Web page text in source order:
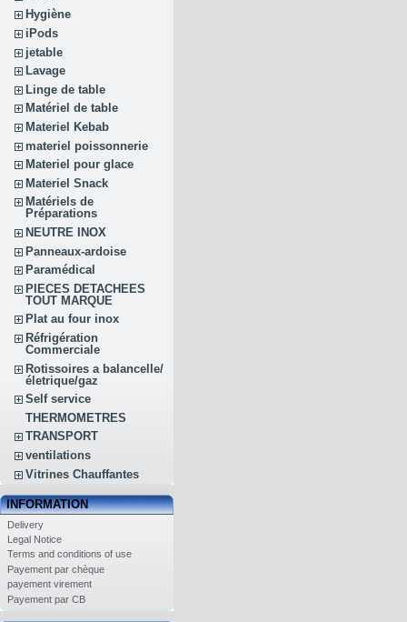
Hygiène
iPods
jetable
Lavage
Linge de table
Matériel de table
Materiel Kebab
materiel poissonnerie
Materiel pour glace
Materiel Snack
Matériels de
Préparations
NEUTRE INOX
Panneaux-ardoise
Paramédical
PIECES DETACHEES
TOUT MARQUE
Plat au four inox
Réfrigération
Commerciale
Rotissoires a balancelle/
életrique/gaz
Self service
THERMOMETRES
TRANSPORT
ventilations
Vitrines Chauffantes
INFORMATION
Delivery
Legal Notice
Terms and conditions of use
Payement par chèque
payement virement
Payement par CB